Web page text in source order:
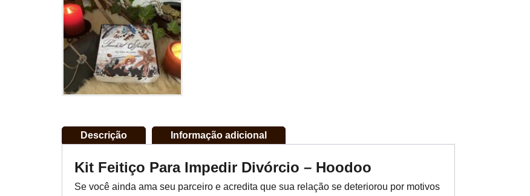
Descrição Informação adicional
Kit Feitiço Para Impedir Divórcio – Hoodoo
Se você ainda ama seu parceiro e acredita que sua relação se deteriorou por motivos